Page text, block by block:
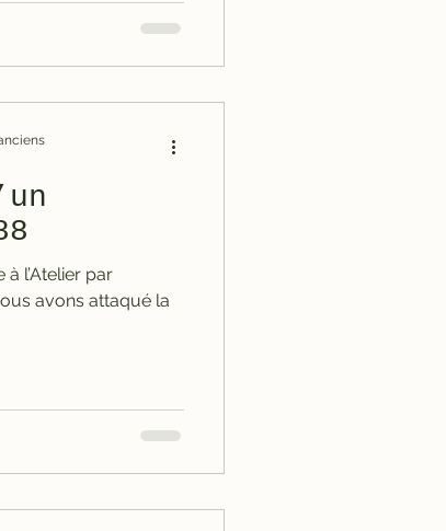
l’Atelier par
avons attaqué la